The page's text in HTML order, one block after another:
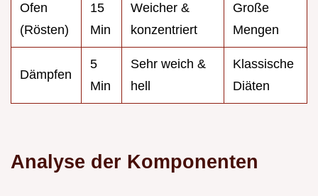
Ofen
(Rösten)
15
Min
Weicher &
konzentriert
Große
Mengen
Dämpfen
5
Min
Sehr weich &
hell
Klassische
Diäten
Analyse der Komponenten